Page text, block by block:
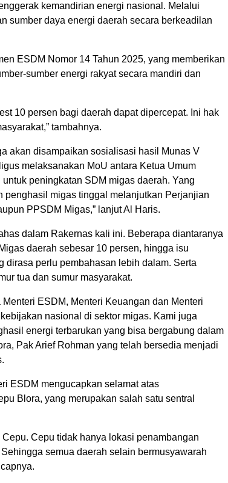
kemandirian energi nasional. Melalui
sumber daya energi daerah secara berkeadilan
ESDM Nomor 14 Tahun 2025, yang memberikan
sumber energi rakyat secara mandiri dan
10 persen bagi daerah dapat dipercepat. Ini hak
tambahnya.
akan disampaikan sosialisasi hasil Munas V
melaksanakan MoU antara Ketua Umum
peningkatan SDM migas daerah. Yang
penghasil migas tinggal melanjutkan Perjanjian
PPSDM Migas,” lanjut Al Haris.
dalam Rakernas kali ini. Beberapa diantaranya
daerah sebesar 10 persen, hingga isu
dirasa perlu pembahasan lebih dalam. Serta
tua dan sumur masyarakat.
ESDM, Menteri Keuangan dan Menteri
nasional di sektor migas. Kami juga
energi terbarukan yang bisa bergabung dalam
Pak Arief Rohman yang telah bersedia menjadi
ESDM mengucapkan selamat atas
Blora, yang merupakan salah satu sentral
Cepu tidak hanya lokasi penambangan
semua daerah selain bermusyawarah